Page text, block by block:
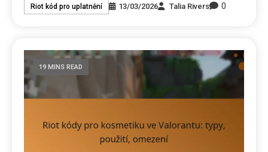
Riot kód pro uplatnění 13/03/2026 Talia Rivers 0
19 MINS READ